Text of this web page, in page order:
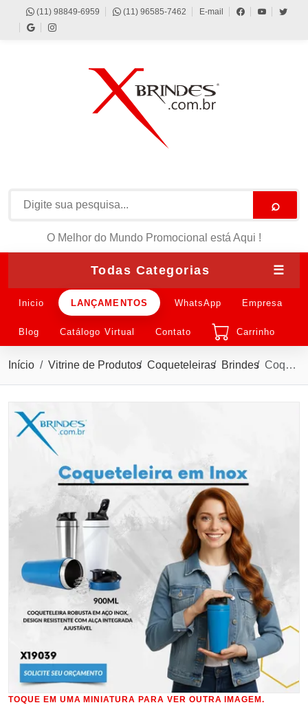
(11) 98849-6959 (11) 96585-7462 E-mail
⌕
O Melhor do Mundo Promocional está Aqui !
Todas Categorias ☰
Inicio LANÇAMENTOS WhatsApp Empresa
Blog Catálogo Virtual Contato Carrinho
Início Vitrine de Produtos Coqueteleiras Brindes Coqueteleira em aço inox com capacidade para até 900ml X19039
TOQUE EM UMA MINIATURA PARA VER OUTRA IMAGEM.